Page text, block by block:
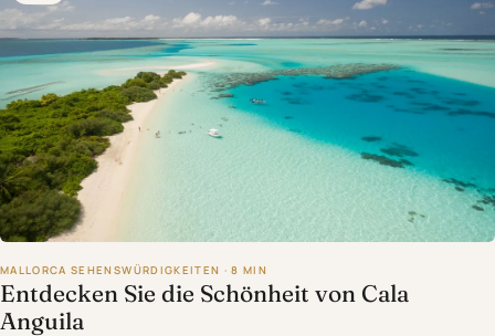
MALLORCA SEHENSWÜRDIGKEITEN · 8 MIN
Entdecken Sie die Schönheit von Cala
Anguila